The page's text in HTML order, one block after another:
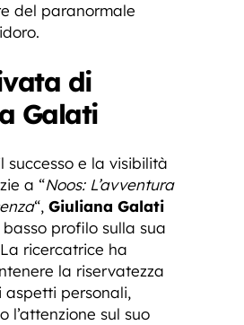
del paranormale
di
Galati
successo e la visibilità
a “Noos: L’avventura
“, Giuliana Galati
profilo sulla sua
ricercatrice ha
la riservatezza
aspetti personali,
l’attenzione sul suo